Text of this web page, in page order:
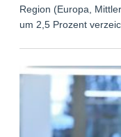
Region (Europa,
um 2,5 Prozent